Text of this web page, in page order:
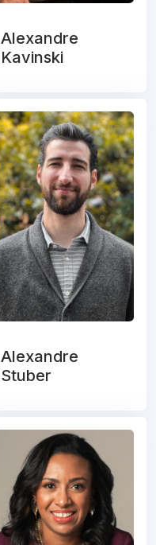
Alexandre
Kavinski
Alexandre
Stuber